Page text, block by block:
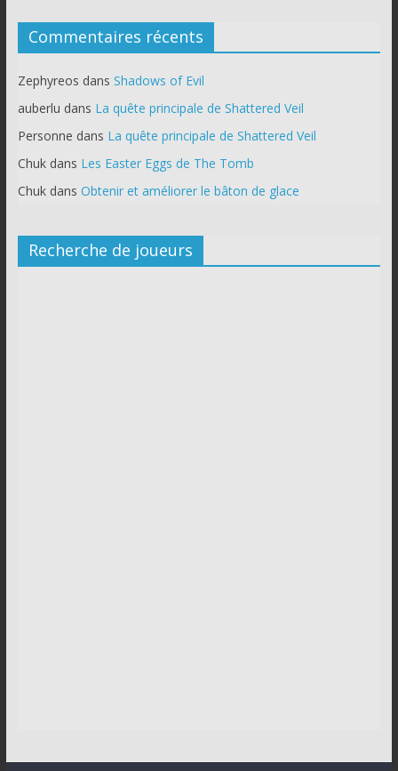
Commentaires récents
Zephyreos dans Shadows of Evil
auberlu dans La quête principale de Shattered Veil
Personne dans La quête principale de Shattered Veil
Chukdans Les Easter Eggs de The Tomb
Chukdans Obtenir et améliorer le bâton de glace
Recherche de joueurs